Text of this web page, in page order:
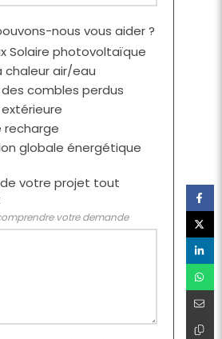
nous vous aider ?
Solaire photovoltaïque
chaleur air/eau
combles perdus
recharge
globale énergétique
de votre projet tout
votre demande